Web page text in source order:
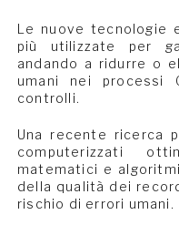
Le nuove tecnologie
più utilizzate per
andando a ridurre o
umani nei processi
controlli.
Una recente ricerca
computerizzati
matematici e
della qualità dei
rischio di errori umani.